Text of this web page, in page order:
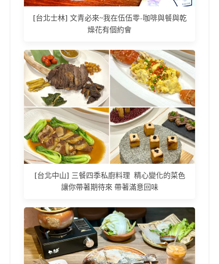
[台北士林] 文青必來~我在伍伍零-咖啡與餐與乾
燥花有個約會
[台北中山] 三餐四季私廚料理 精心變化的菜色
讓你帶著期待來 帶著滿意回味